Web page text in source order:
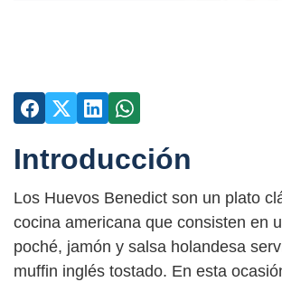
Introducción
Los Huevos Benedict son un plato
cocina americana que consisten en
poché, jamón y salsa holandesa
muffin inglés tostado. En esta